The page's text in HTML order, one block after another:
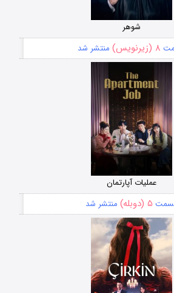
شوهر
۸ (زیرنویس) منتشر شد
عملیات آپارتمان
۵ (دوبله) منتشر شد